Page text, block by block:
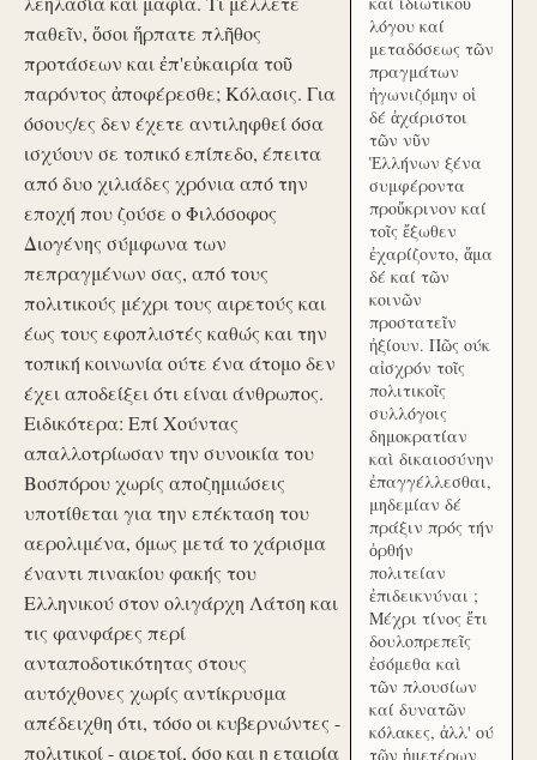
παθεῖν, ὅσοι ἥρπατε πλῆθος
προτάσεων και ἐπ'εὐκαιρία τοῦ
παρόντος ἀποφέρεσθε; Κόλασις. Για
όσους/ες δεν έχετε αντιληφθεί όσα
ισχύουν σε τοπικό επίπεδο, έπειτα
από δυο χιλιάδες χρόνια από την
εποχή που ζούσε ο Φιλόσοφος
Διογένης σύμφωνα των
πεπραγμένων σας, από τους
πολιτικούς μέχρι τους αιρετούς και
έως τους εφοπλιστές καθώς και την
τοπική κοινωνία ούτε ένα άτομο δεν
έχει αποδείξει ότι είναι άνθρωπος.
Ειδικότερα: Επί Χούντας
απαλλοτρίωσαν την συνοικία του
Βοσπόρου χωρίς αποζημιώσεις
υποτίθεται για την επέκταση του
αερολιμένα, όμως μετά το χάρισμα
έναντι πινακίου φακής του
Ελληνικού στον ολιγάρχη Λάτση και
τις φανφάρες περί
ανταποδοτικότητας στους
αυτόχθονες χωρίς αντίκρυσμα
απέδειχθη ότι, τόσο οι κυβερνώντες -
πολιτικοί - αιρετοί, όσο και η εταιρία
λόγου καί
μεταδόσεως τῶν
πραγμάτων
ἠγωνιζόμην οἱ
δέ ἀχάριστοι
τῶν νῦν
Ἑλλήνων ξένα
συμφέροντα
προὔκρινον καί
τοῖς ἔξωθεν
ἐχαρίζοντο, ἅμα
δέ καί τῶν
κοινῶν
προστατεῖν
ἠξίουν. Πῶς ούκ
αἰσχρόν τοῖς
πολιτικοῖς
συλλόγοις
δημοκρατίαν
καὶ δικαιοσύνην
ἐπαγγέλλεσθαι,
μηδεμίαν δέ
πράξιν πρός τήν
ὀρθήν
πολιτείαν
ἐπιδεικνύναι ;
Μέχρι τίνος ἔτι
δουλοπρεπεῖς
ἐσόμεθα καὶ
τῶν πλουσίων
καί δυνατῶν
κόλακες, ἀλλ' ού
τῶν ἡμετέρων